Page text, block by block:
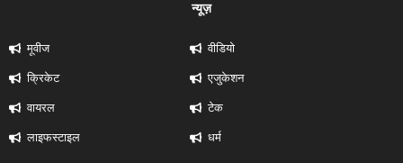
न्यूज़
मूवीज
क्रिकेट
वायरल
लाइफस्टाइल
वीडियो
एजुकेशन
टेक
धर्म